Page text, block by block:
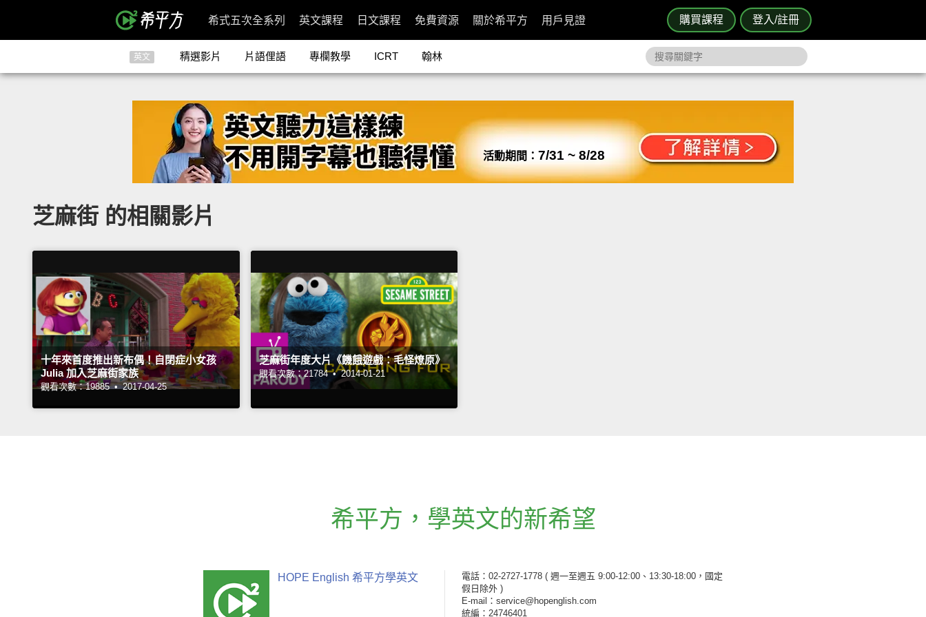
購買課程 登入/註冊
希式五次全系列 英文課程 日文課程 免費資源 關於希平方 用戶見證
英文 精選影片 片語俚語 專欄教學 ICRT 翰林
活動期間： 7/31 ~ 8/28
芝麻街 的相關影片
十年來首度推出新布偶！自閉症小女孩
Julia 加入芝麻街家族
觀看次數：19885 • 2017-04-25
芝麻街年度大片《饑餓遊戲：毛怪燎原》
觀看次數：21784 • 2014-01-21
希平方 ， 學英文的新希望
HOPE English 希平方學英文 電話：02-2727-1778 ( 週一至週五 9:00-12:00、13:30-18:00，國定
假日除外 )
E-mail：service@hopenglish.com
統編：24746401